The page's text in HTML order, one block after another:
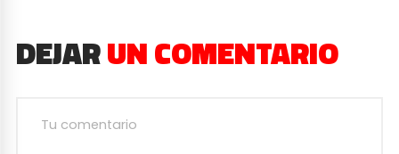
DEJARUN COMENTARIO